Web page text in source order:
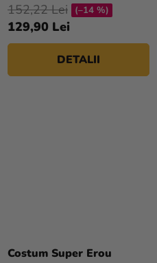
129,90 Lei
152,22 Lei (–14 %)
DETALII
Costum Super Erou